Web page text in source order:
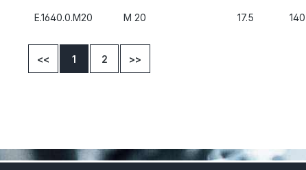
E.1640.0.M20 M 20 17.5 140
<< 1 2 >>